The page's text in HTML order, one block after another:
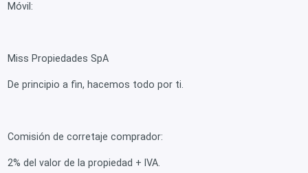
Móvil:
Miss Propiedades SpA
De principio a fin, hacemos todo por ti.
Comisión de corretaje comprador:
2% del valor de la propiedad + IVA.